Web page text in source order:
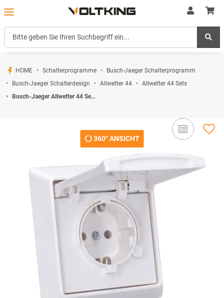
HOME Schalterprogramme
Busch-Jaeger Schalterprogramm
Busch-Jaeger Schalterdesign
Allwetter 44
Allwetter 44 Sets
Busch-Jaeger Allwetter 44 Set: 1x SCHUKO Steckdose mit Klappdeckel 20 EUGK-34-101 IP 44 + 1-fach Rahmen 2101-34 Alpinweiß
360° ANSICHT